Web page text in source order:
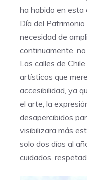
ha habido en esta
Día del
necesidad de
continuamente,
Las calles de
artísticos que
accesibilidad, ya
el arte, la
desapercibidos
visibilizara más
solo dos días al
cuidados,